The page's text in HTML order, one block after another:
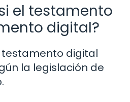
el testamento
digital?
testamento digital
la legislación de